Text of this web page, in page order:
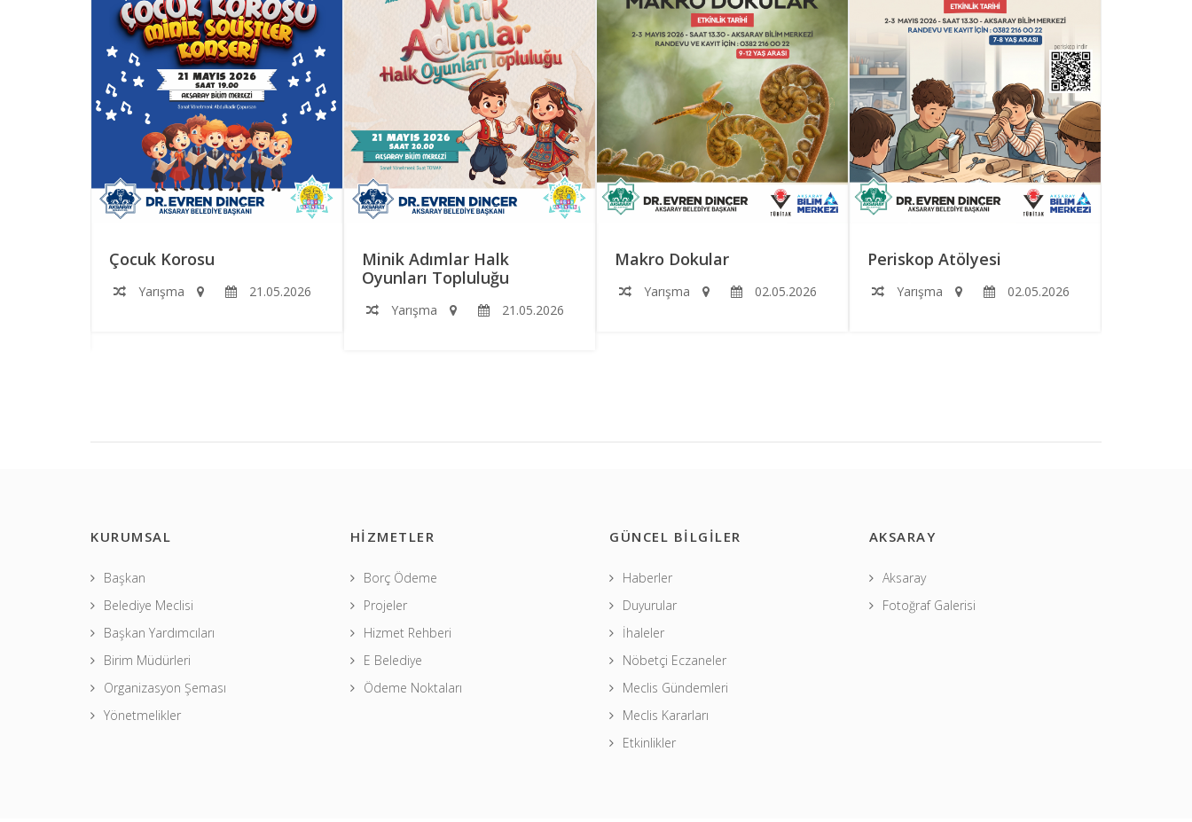
Çocuk Korosu
Yarışma 21.05.2026
Minik Adımlar Halk
Oyunları Topluluğu
Yarışma 21.05.2026
Makro Dokular
Yarışma 02.05.2026
Periskop Atölyesi
Yarışma 02.05.2026
KURUMSAL
Başkan
Belediye Meclisi
Başkan Yardımcıları
Birim Müdürleri
Organizasyon Şeması
Yönetmelikler
HİZMETLER
Borç Ödeme
Projeler
Hizmet Rehberi
E Belediye
Ödeme Noktaları
GÜNCEL BİLGİLER
Haberler
Duyurular
İhaleler
Nöbetçi Eczaneler
Meclis Gündemleri
Meclis Kararları
Etkinlikler
AKSARAY
Aksaray
Fotoğraf Galerisi